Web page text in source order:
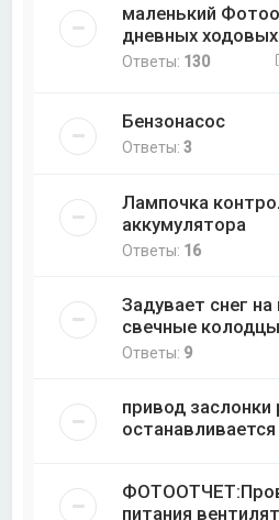
маленький
дневных ходовых
Ответы: 130
Бензонасос
Ответы:3
Лампочка
аккумулятора
Ответы: 16
Задувает снег на
свечные колодцы
Ответы: 9
привод заслонки
останавливается
питания